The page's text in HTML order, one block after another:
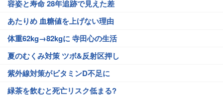
容姿と寿命 28年追跡で見えた差
あたりめ 血糖値を上げない理由
体重62kg→82kgに 寺田心の生活
夏のむくみ対策 ツボ&反射区押し
紫外線対策がビタミンD不足に
緑茶を飲むと死亡リスク低まる?